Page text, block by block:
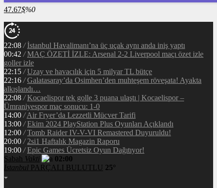
47.67$%0
22:08 / İstanbul Havalimanı’na üç uçak aynı anda iniş yaptı
00:42 / MAÇ ÖZETİ İZLE: Arsenal 2-2 Liverpool maçı özet izle
goller izle
22:15 / Uzay ve havacılık için 5 milyar TL bütçe
22:16 / Galatasaray’da Osimhen’den muhteşem röveşata! Ayakta
alkışlandı…
22:08 / Kocaelispor tek golle 3 puana ulaştı | Kocaelispor –
Ümraniyespor maç sonucu: 1-0
14:00 / Air Fryer’da Lezzetli Mücver Tarifi
13:00 / Ekim 2024 PlayStation Plus Oyunları Açıklandı
12:00 / Tomb Raider IV-V-VI Remastered Duyuruldu!
20:00 / 2si1 Haftalık Magazin Raporu
19:00 / Epic Games Ücretsiz Oyun Dağıtıyor!
Sabah Vakti
02:00
İstanbul PARÇALI BULUTLU 25°